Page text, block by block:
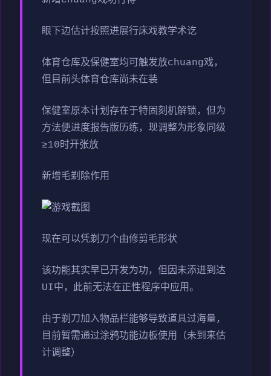
眼下边估计按照进展行床戏教学术讫
体育仓库及保健室均可触发放chuang戏，
但目前头体育仓库尚未在装
保健室原本计划存在于特固刻机解锁，但为
方法便进度报告版历练，现调整为形象同级
≥10时开张放
新增毛剃除作用
现在可以凭剃刀个由修剪毛形状
该功能其实早已开发为功，但因未添进到达
UI中，此前无法在正性程序中应用。
由于剃刀加入物品栏能够导致道具过海量，
目前暂需通过涂鸦功能边板使用（未到来估
计调整）